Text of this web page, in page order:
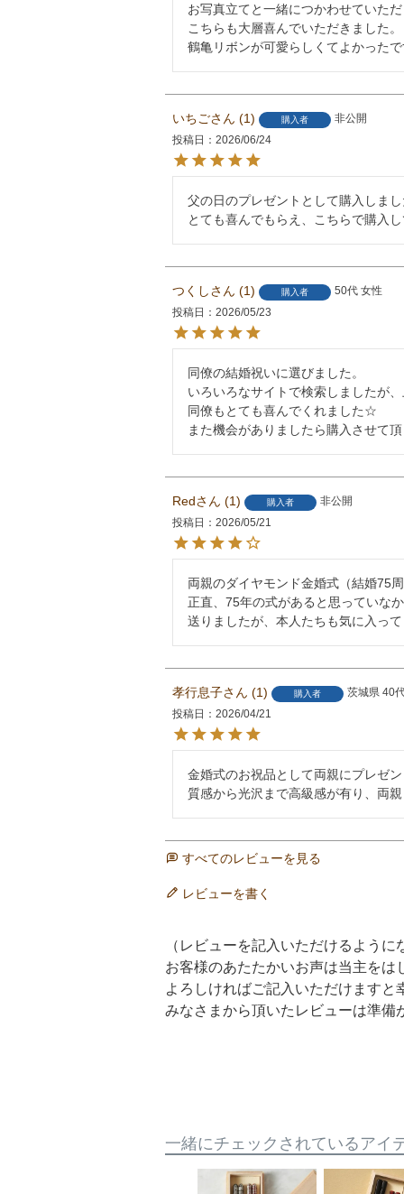
お写真立てと一緒につかわせていた
こちらも大層喜んでいただきました。
鶴亀リボンが可愛らしくてよかった
いちご 1 購入者
非公開
投稿日
2026/06/24
父の日のプレゼントとして購入しま
とても喜んでもらえ、こちらで購入
つくし 1 購入者 50代 女性
投稿日
2026/05/23
同僚の結婚祝いに選びました。
いろいろなサイトで検索しましたが
同僚もとても喜んでくれました☆
また機会がありましたら購入させて
Red 1 購入者
非公開
投稿日
2026/05/21
両親のダイヤモンド金婚式（結婚75
正直、75年の式があると思っていな
孝行息子 1 購入者 茨城県 40
投稿日
2026/04/21
金婚式のお祝品として両親にプレゼ
質感から光沢まで高級感が有り、両
すべてのレビューを見る
レビューを書く
（レビューを記入いただけるように
お客様のあたたかいお声は当主を
よろしければご記入いただけますと
みなさまから頂いたレビューは準備
一緒にチェックされているアイ